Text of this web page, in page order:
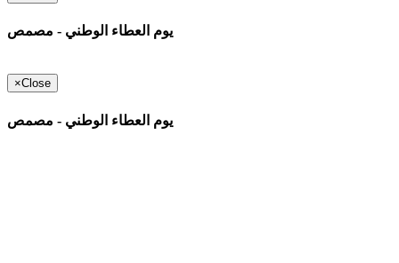
يوم العطاء الوطني - مصمص
×Close
يوم العطاء الوطني - مصمص